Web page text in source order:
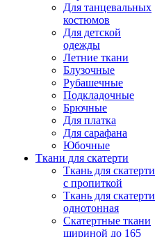
Для танцевальных
костюмов
Для детской
одежды
Летние ткани
Блузочные
Рубашечные
Подкладочные
Брючные
Для платка
Для сарафана
Юбочные
Ткани для скатерти
Ткань для скатерти
с пропиткой
Ткань для скатерти
однотонная
Скатертные ткани
шириной до 165